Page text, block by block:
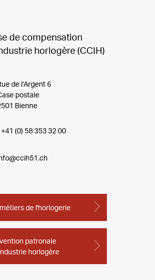
de compensation
horlogère (CCIH)
de l’Argent 6
postale
Bienne
+41 (0) 58 353 32 00
de l'horlogerie
patronale
horlogère